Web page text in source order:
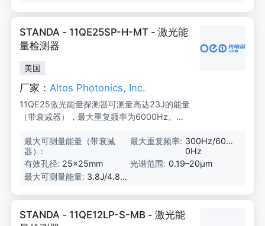
STANDA - 11QE25SP-H-MT - 激光能
量检测器
美国
厂家： Altos Photonics, Inc.
11QE25激光能量探测器可测量高达23J的能量
（带衰减器），最大重复频率为6000Hz。低
这些探测器紧凑且易于使用，适用于OEM、制
造和实验室应用。
最大可测量能量（带衰减
器）:
2
J
最大重复频率: 300Hz/600
0Hz
有效孔径: 25×25mm 光谱范围: 0.19–20μm
最大可测量能量: 3.8J/4.8J/
STANDA - 11QE12LP-S-MB - 激光能